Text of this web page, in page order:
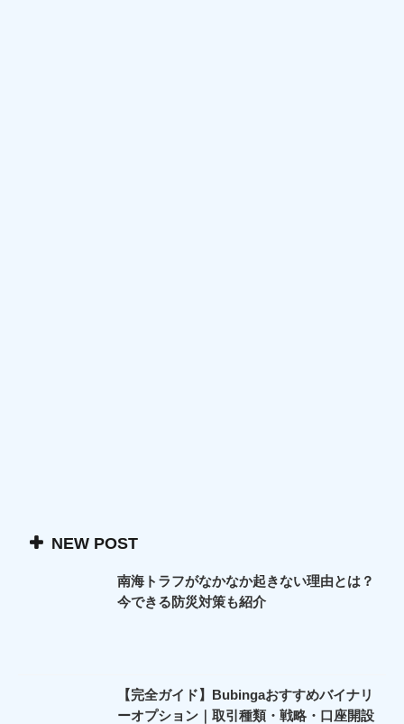
NEW POST
南海トラフがなかなか起きない理由とは？
今できる防災対策も紹介
【完全ガイド】Bubingaおすすめバイナリ
ーオプション｜取引種類・戦略・口座開設